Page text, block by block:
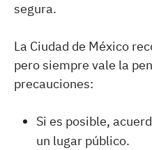
segura.
La Ciudad de México
pero siempre vale la
precauciones:
Si es posible,
un lugar público.